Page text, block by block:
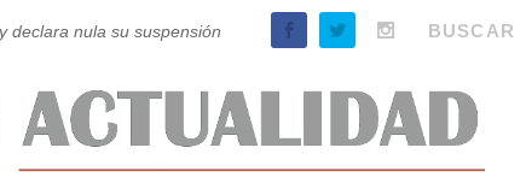
declara nula su suspensión